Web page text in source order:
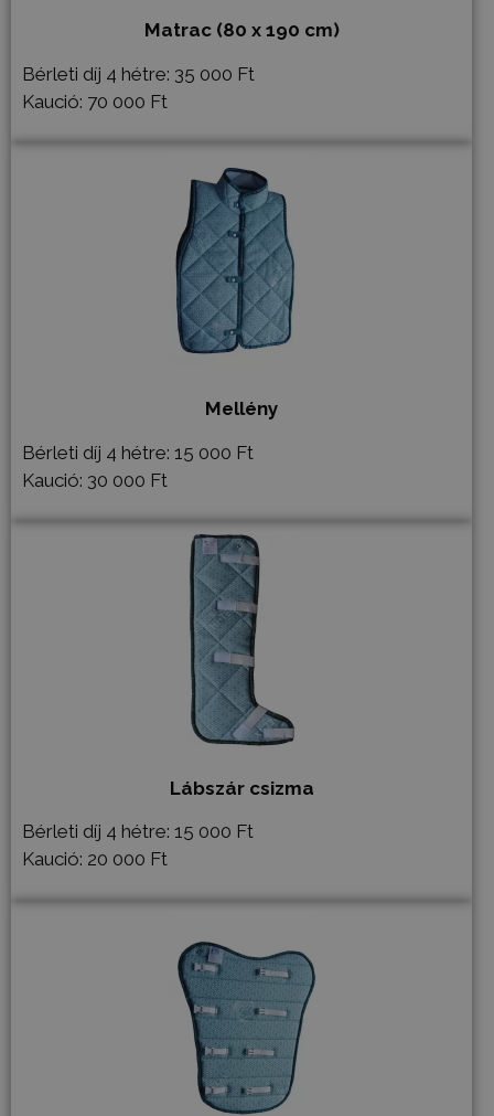
Matrac (80 x 190 cm)
Bérleti díj 4 hétre: 35 000 Ft
Kaució: 70 000 Ft
Mellény
Bérleti díj 4 hétre: 15 000 Ft
Kaució: 30 000 Ft
Lábszár csizma
Bérleti díj 4 hétre: 15 000 Ft
Kaució: 20 000 Ft